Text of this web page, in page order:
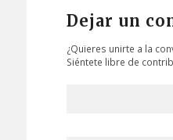
Dejar un
¿Quieres unirte a la
Siéntete libre de